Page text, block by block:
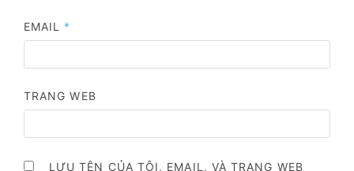
EMAIL *
TRANG WEB
LƯU TÊN CỦA TÔI, EMAIL, VÀ TRANG WEB